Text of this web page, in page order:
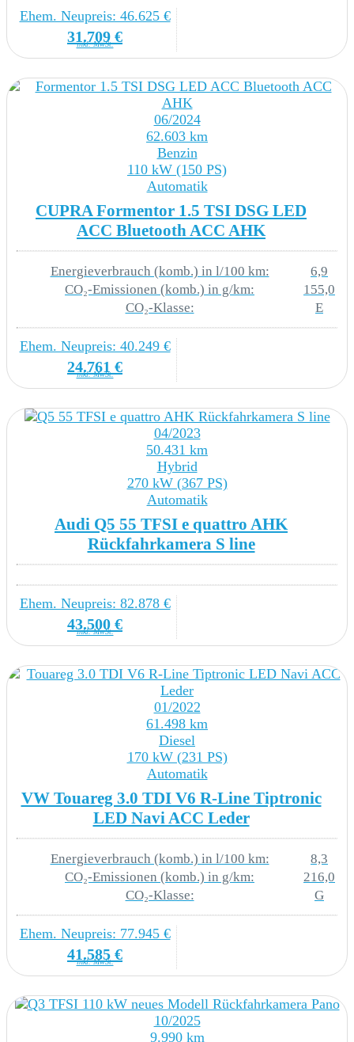
INTERIEUR
Ambientelicht Ausführung 2
Angehobener Ladeboden hinten
Climatronic ( 3-Zonen ) mit Klimabedienteil
Dekor-Einlagen
Dreip.Automatikgurte hinten aussen mit ECE-
Dreip.Automatikgurte vo.m.Gurtstraffer ohne
Höheneinstellung
Dreipunkt-Automatikgurt für mittleren Fondsitz
Einstiegleisten in den Türausschnitten
Entriegelung Hintersitz Standard
Formteilhimmel ungeteilt
Höheneinstellungmanuellfür Vordersitze
Kabel für Wechselstrom-Ladestation (16 A)
(Mode 3)
Kopfstützen hinten (3 Stück)
Lendenwirbelstütze - manuell einstellbar in
Vordersitzlehnen
Mittelarmlehne vorn
Modul Boden hinten Ausführung 1
Normalsitze vorn
mit Mittelarmlehne
SEAT - S.A. - Martorell
Sicherheitsinnenspiegel automatisch
Ehem. Neupreis: 46.625 €
31.709 €
inkl. MwSt.
06/2024
62.603 km
Benzin
110 kW (150 PS)
Automatik
CUPRA Formentor 1.5 TSI DSG LED
ACC Bluetooth ACC AHK
Energieverbrauch (komb.) in l/100 km:
6,9
CO₂-Emissionen (komb.) in g/km:
155,0
CO₂-Klasse:
E
Ehem. Neupreis: 40.249 €
24.761 €
inkl. MwSt.
04/2023
50.431 km
Hybrid
270 kW (367 PS)
Automatik
Audi Q5 55 TFSI e quattro AHK
Rückfahrkamera S line
Ehem. Neupreis: 82.878 €
43.500 €
inkl. MwSt.
01/2022
61.498 km
Diesel
170 kW (231 PS)
Automatik
VW Touareg 3.0 TDI V6 R-Line Tiptronic
LED Navi ACC Leder
Energieverbrauch (komb.) in l/100 km:
8,3
CO₂-Emissionen (komb.) in g/km:
216,0
CO₂-Klasse:
G
Ehem. Neupreis: 77.945 €
41.585 €
inkl. MwSt.
10/2025
9.990 km